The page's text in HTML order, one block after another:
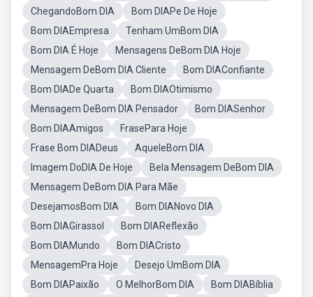
ChegandoBom DIA
Bom DIAPe De Hoje
Bom DIAEmpresa
Tenham UmBom DIA
Bom DIA É Hoje
Mensagens DeBom DIA Hoje
Mensagem DeBom DIA Cliente
Bom DIAConfiante
Bom DIADe Quarta
Bom DIAOtimismo
Mensagem DeBom DIA Pensador
Bom DIASenhor
Bom DIAAmigos
FrasePara Hoje
Frase Bom DIADeus
AqueleBom DIA
Imagem DoDIA De Hoje
Bela Mensagem DeBom DIA
Mensagem DeBom DIA Para Mãe
DesejamosBom DIA
Bom DIANovo DIA
Bom DIAGirassol
Bom DIAReflexão
Bom DIAMundo
Bom DIACristo
MensagemPra Hoje
Desejo UmBom DIA
Bom DIAPaixão
O MelhorBom DIA
Bom DIABíblia